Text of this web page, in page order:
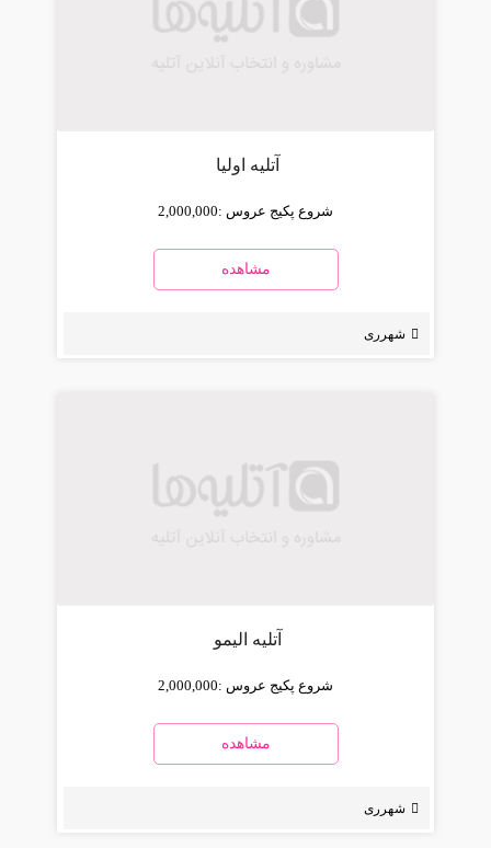
آتلیه اولیا
شروع پکیج عروس :2,000,000
مشاهده
شهرری
آتلیه الیمو
شروع پکیج عروس :2,000,000
مشاهده
شهرری